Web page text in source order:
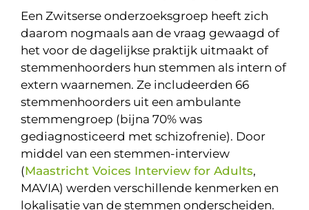
Een Zwitserse onderzoeksgroep heeft zich
daarom nogmaals aan de vraag gewaagd of
het voor de dagelijkse praktijk uitmaakt of
stemmenhoorders hun stemmen als intern of
extern waarnemen. Ze includeerden 66
stemmenhoorders uit een ambulante
stemmengroep (bijna 70% was
gediagnosticeerd met schizofrenie). Door
middel van een stemmen-interview
(Maastricht Voices Interview for Adults,
MAVIA) werden verschillende kenmerken en
lokalisatie van de stemmen onderscheiden.